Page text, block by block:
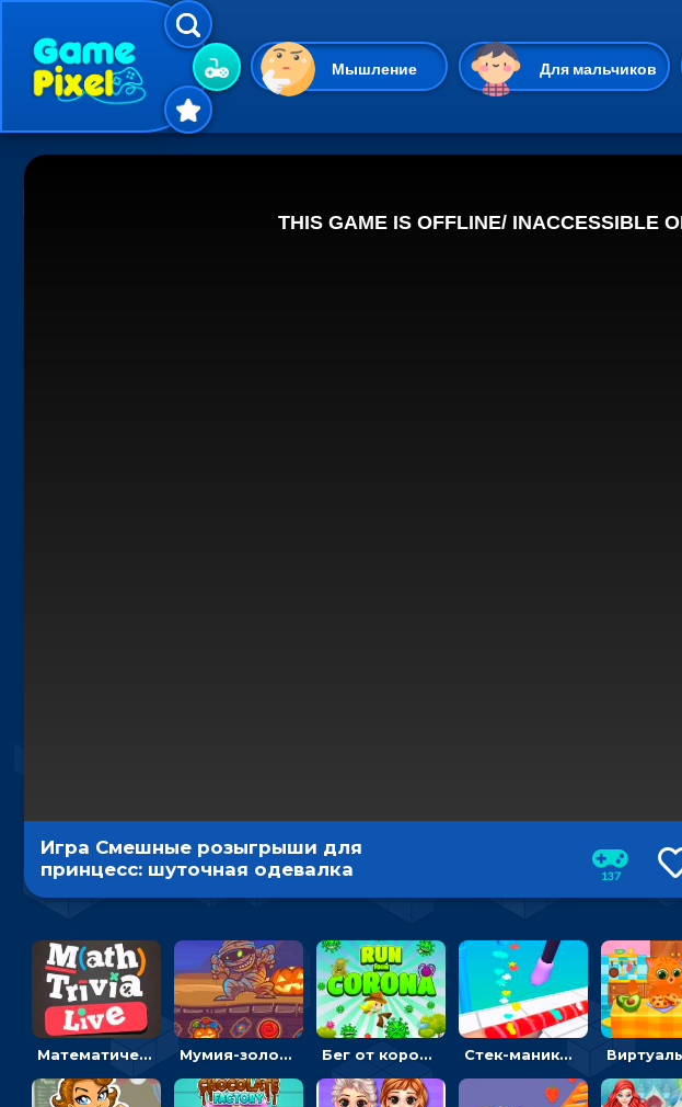
Мышление Для мальчиков
Гиперказуальные Казуальные
Игра Смешные розыгрыши для
принцесс: шуточная одевалка
137
Математическая викторина мультиплеер: решать примеры на время Мумия-золотоискатель: закидывать бинты, чтобы доставать сокровища Бег от коронавируса: держать дистанцию, чтобы не заразиться Стек-маникюр для девочек: красить ногти и избегать пил